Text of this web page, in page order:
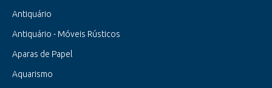
Antiquário
Antiquário - Móveis Rústicos
Aparas de Papel
Aquarismo